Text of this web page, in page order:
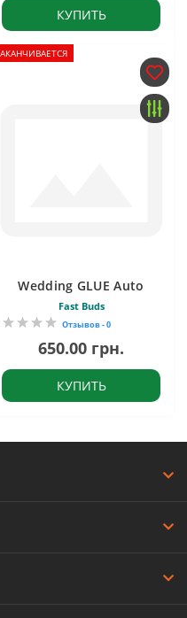
КУПИТЬ
Wedding GLUE Auto
Fast Buds
Отзывов - 0
650.00 грн.
КУПИТЬ